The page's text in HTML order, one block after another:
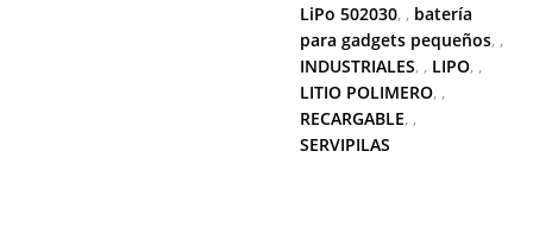
LiPo 502030 , batería
para gadgets pequeños ,
INDUSTRIALES , LIPO ,
LITIO POLIMERO ,
RECARGABLE ,
SERVIPILAS